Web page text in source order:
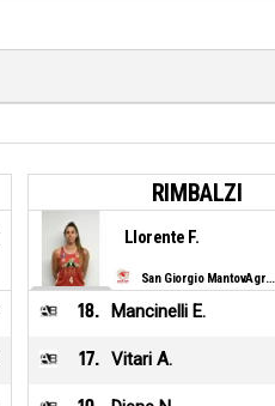
RIMBALZI
San Giorgio MantovAgricoltura
Llorente F.
18. Mancinelli E.
17. Vitari A.